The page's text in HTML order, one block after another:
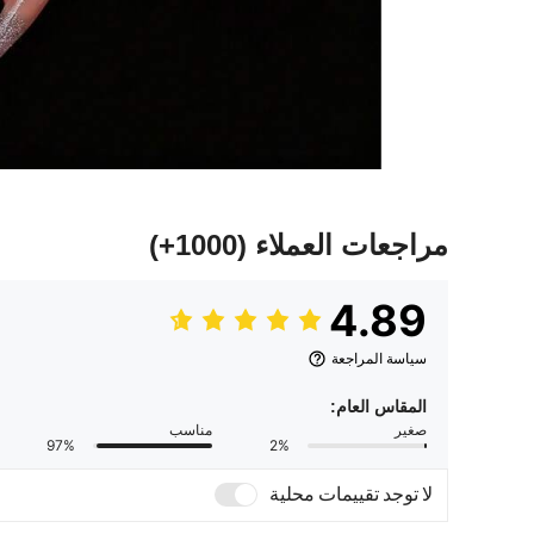
مراجعات العملاء (1000+)
4.89
سياسة المراجعة
المقاس العام:
صغير
2%
مناسب
97%
لا توجد تقييمات محلية